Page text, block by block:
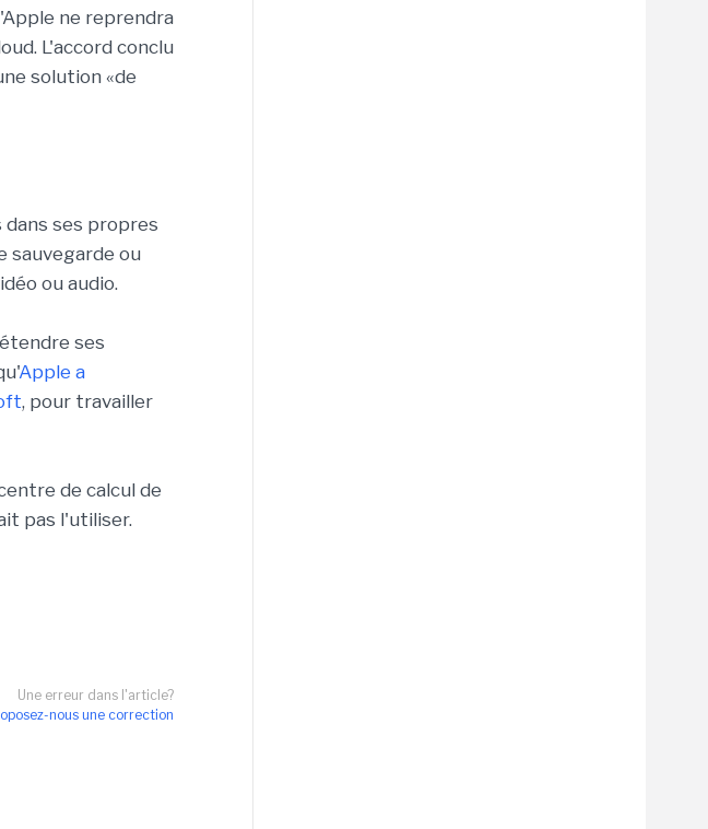
ne reprendra
L'accord conclu
solution «de
ses propres
sauvegarde ou
ou audio.
ses
Apple a
, pour travailler
de calcul de
pas l'utiliser.
Une erreur dans l'article?
nous une correction